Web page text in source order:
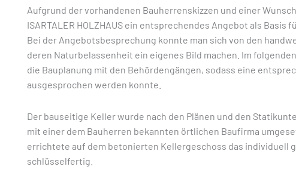
Aufgrund der vorhandenen Bauherrenskizzen und einer
ISARTALER HOLZHAUS ein entsprechendes Angebot als Basis
Bei der Angebotsbesprechung konnte man sich von den
deren Naturbelassenheit ein eigenes Bild machen. Im folgenden
die Bauplanung mit den Behördengängen, sodass eine
ausgesprochen werden konnte.
Der bauseitige Keller wurde nach den Plänen und den
mit einer dem Bauherren bekannten örtlichen Baufirma
errichtete auf dem betonierten Kellergeschoss das individuell
schlüsselfertig.